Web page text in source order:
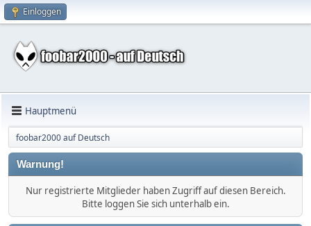
Einloggen
Hauptmenü
foobar2000 auf Deutsch
Warnung!
Nur registrierte Mitglieder haben Zugriff auf diesen Bereich.
Bitte loggen Sie sich unterhalb ein.